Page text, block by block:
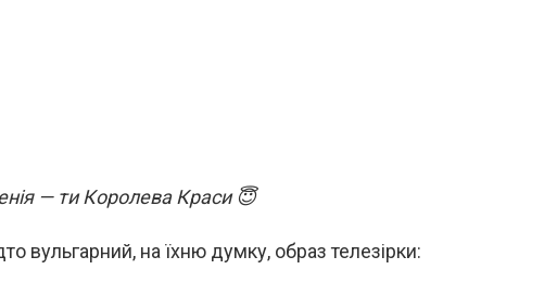
— ти Королева Краси 😇
вульгарний, на їхню думку, образ телезірки: